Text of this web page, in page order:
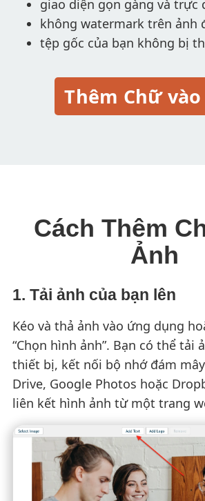
giao diện gọn gàng và trực
không watermark trên ảnh
tệp gốc của bạn không bị
Thêm Chữ
Cách Thêm
Ảnh
1. Tải ảnh của bạn lên
Kéo và thả ảnh vào ứng dụng
“Chọn hình ảnh”. Bạn có thể tải
thiết bị, kết nối bộ nhớ đám
Drive, Google Photos hoặc
liên kết hình ảnh từ một trang